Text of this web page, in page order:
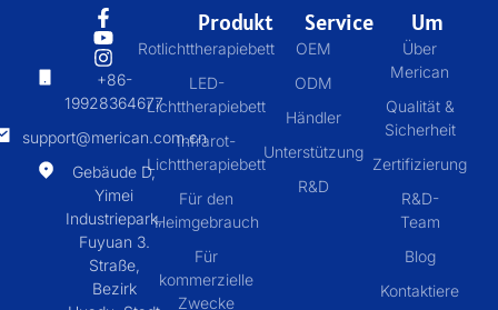
+86-
19928364677
support@merican.com.cn
Gebäude D,
Yimei
Industriepark,
Fuyuan 3.
Straße,
Bezirk
Produkt
Rotlichttherapiebett
LED-
Lichttherapiebett
Infrarot-
Lichttherapiebett
Für den
Heimgebrauch
Für
kommerzielle
Zwecke
Service
OEM
ODM
Händler
Unterstützung
R&D
Um
Über
Merican
Qualität &
Sicherheit
Zertifizierung
R&D-
Team
Blog
Kontaktiere